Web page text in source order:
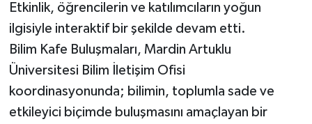
Etkinlik, öğrencilerin ve katılımcıların yoğun
ilgisiyle interaktif bir şekilde devam etti.
Bilim Kafe Buluşmaları, Mardin Artuklu
Üniversitesi Bilim İletişim Ofisi
koordinasyonunda; bilimin, toplumla sade ve
etkileyici biçimde buluşmasını amaçlayan bir